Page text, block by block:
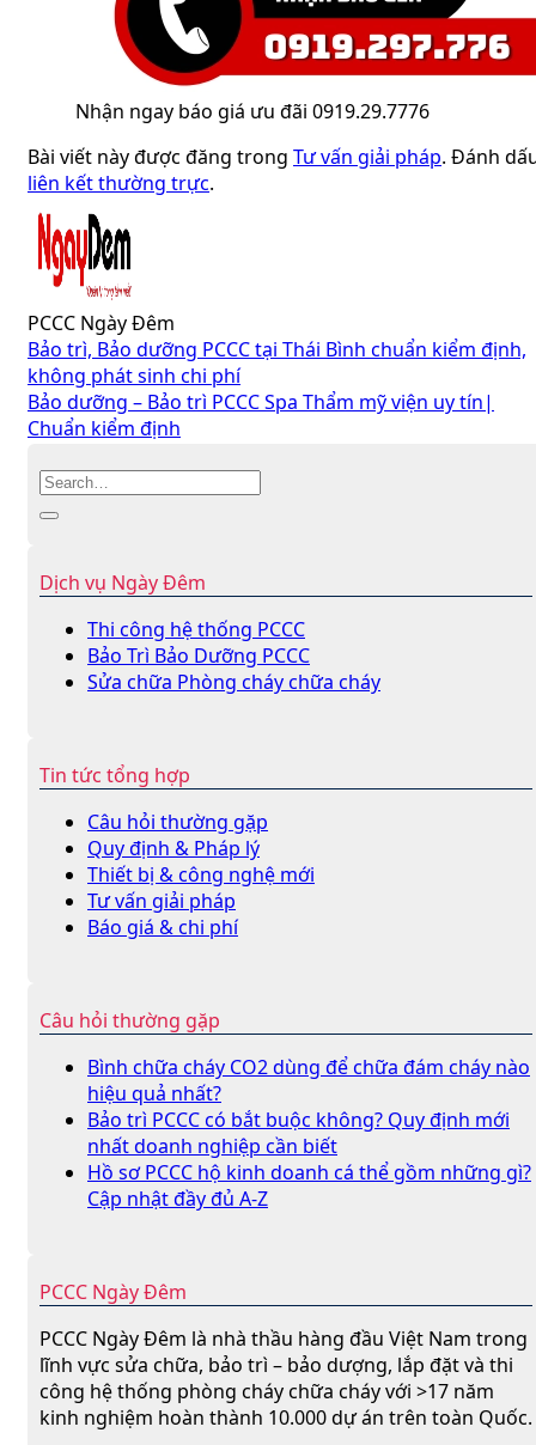
Nhận ngay báo giá ưu đãi 0919.29.7776
Bài viết này được đăng trong Tư vấn giải pháp. Đánh
liên kết thường trực.
PCCC Ngày Đêm
Bảo trì, Bảo dưỡng PCCC tại Thái Bình chuẩn kiểm định,
không phát sinh chi phí
Bảo dưỡng – Bảo trì PCCC Spa Thẩm mỹ viện uy tín|
Chuẩn kiểm định
Dịch vụ Ngày Đêm
Thi công hệ thống PCCC
Bảo Trì Bảo Dưỡng PCCC
Sửa chữa Phòng cháy chữa cháy
Tin tức tổng hợp
Câu hỏi thường gặp
Quy định & Pháp lý
Thiết bị & công nghệ mới
Tư vấn giải pháp
Báo giá & chi phí
Câu hỏi thường gặp
Bình chữa cháy CO2 dùng để chữa đám cháy nào
hiệu quả nhất?
Bảo trì PCCC có bắt buộc không? Quy định mới
nhất doanh nghiệp cần biết
Hồ sơ PCCC hộ kinh doanh cá thể gồm những gì?
Cập nhật đầy đủ A-Z
PCCC Ngày Đêm
PCCC Ngày Đêm là nhà thầu hàng đầu Việt Nam trong
lĩnh vực sửa chữa, bảo trì – bảo dượng, lắp đặt và thi
công hệ thống phòng cháy chữa cháy với >17 năm
kinh nghiệm hoàn thành 10.000 dự án trên toàn Quốc.